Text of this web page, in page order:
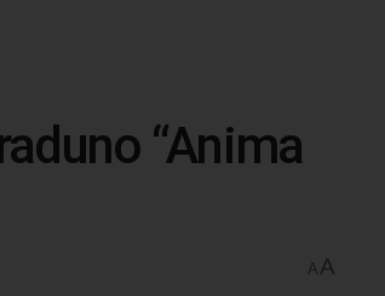
“Anima
A A